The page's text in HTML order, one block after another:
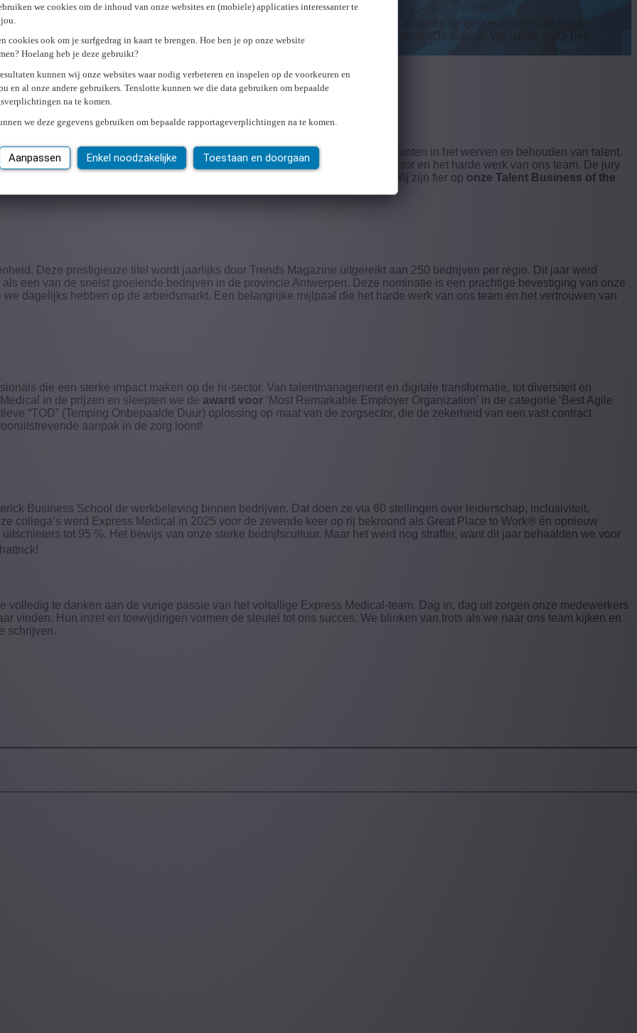
we cookies om de inhoud van onze websites en (mobiele) applicaties interessanter te
cookies ook om je surfgedrag in kaart te brengen. Hoe ben je op onze website
Hoelang heb je deze gebruikt?
kunnen wij onze websites waar nodig verbeteren en inspelen op de voorkeuren en
en al onze andere gebruikers. Tenslotte kunnen we die data gebruiken om bepaalde
na te komen.
we deze gegevens gebruiken om bepaalde rapportageverplichtingen na te komen.
Aanpassen Enkel noodzakelijke Toestaan en doorgaan
Die sterke focus én de gedrevenheid van onze
Medical mocht het afgelopen jaar al tal van gerenommeerde awards in de wacht slepen.
We delen trots het
Business Awards, erkent bedrijven in de wervings- en uitzendsector die uitmunten in het werven en behouden van talent.
erkenning van onze toonaangevende rol in de zorg- en gezondheidssector en het harde werk van ons team. De jury
om snel in te spelen op de specifieke behoeften van klanten en kandidaten.
Wij zijn fier op onze Talent Business of the
Deze prestigieuze titel wordt jaarlijks door Trends Magazine uitgereikt aan 250 bedrijven per regio. Dit jaar werd
als een van de snelst groeiende bedrijven in de provincie Antwerpen. Deze nominatie is een prachtige bevestiging van onze
dagelijks hebben op de arbeidsmarkt. Een belangrijke mijlpaal die het harde werk van ons team en het vertrouwen van
die een sterke impact maken op de hr-sector. Van talentmanagement en digitale transformatie, tot diversiteit en
in de prijzen en sleepten we de award voor ‘Most Remarkable Employer Organization’ in de categorie ‘Best Agile
“TOD” (Temping Onbepaalde Duur) oplossing op maat van de zorgsector, die de zekerheid van een vast contract
aanpak in de zorg loont!
Business School de werkbeleving binnen bedrijven. Dat doen ze via 60 stellingen over leiderschap, inclusiviteit,
collega’s werd Express Medical in 2025 voor de zevende keer op rij bekroond als Great Place to Work® én opnieuw
tot 95 %. Het bewijs van onze sterke bedrijfscultuur. Maar het werd nog straffer, want dit jaar behaalden we voor
volledig te danken aan de vurige passie van het voltallige Express Medical-team. Dag in, dag uit zorgen onze medewerkers
vinden. Hun inzet en toewijdingen vormen de sleutel tot ons succes. We blinken van trots als we naar ons team kijken en
schrijven.